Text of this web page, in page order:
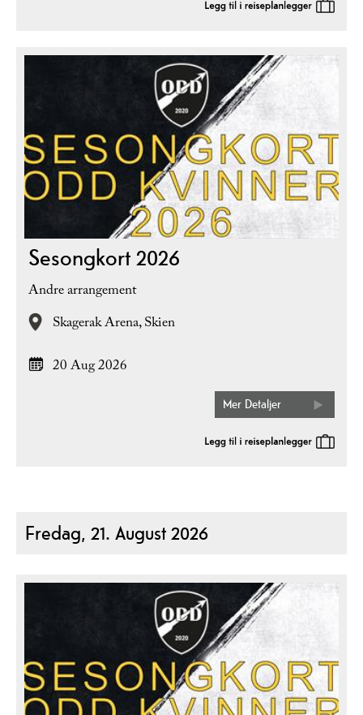
Sesongkort 2026
Andre arrangement
Skagerak Arena,Skien
20 Aug 2026
Mer Detaljer
Fredag, 21. August 2026